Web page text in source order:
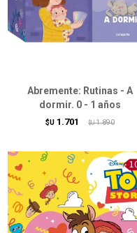
Abremente: Rutinas - A
dormir. 0 - 1 años
$U 1.701 $U 1.890